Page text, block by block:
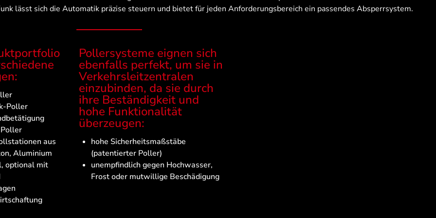
lässt sich die Automatik präzise steuern und bietet für jeden Anforderungsbereich ein passendes Absperrsystem.
Poller
aus
Aluminium
optional mit
Pollersysteme eignen sich
ebenfalls perfekt, um sie in
Verkehrsleitzentralen
einzubinden, da sie durch
ihre Beständigkeit und
hohe Funktionalität
überzeugen:
hohe Sicherheitsmaßstäbe
(patentierter Poller)
unempfindlich gegen Hochwasser,
Frost oder mutwillige Beschädigung